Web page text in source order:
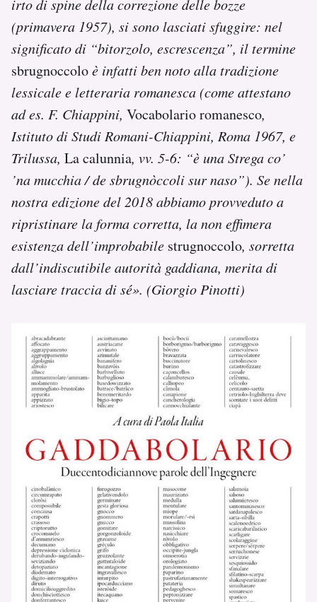
irto di spine della correzione delle bozze
(primavera 1957), si sono lasciati sfuggire: nel
significato di “bitorzolo, escrescenza”, il termine
sbrugnoccoloè infatti ben noto alla tradizione
lessicale e letteraria romanesca (come attestano
ad es. F. Chiappini, Vocabolario romanesco,
Istituto di Studi Romani-Chiappini, Roma 1967, e
Trilussa, La calunnia, vv. 5-6: “è una Strega co’
’na mucchia / de sbrugnòccoli sur naso”). Se nella
nostra edizione del 2018 abbiamo provveduto a
ripristinare la forma corretta, la non effimera
esistenza dell’improbabile strugnoccolo, sorretta
dall’indiscutibile autorità gaddiana, merita di
lasciare traccia di sé». (Giorgio Pinotti)